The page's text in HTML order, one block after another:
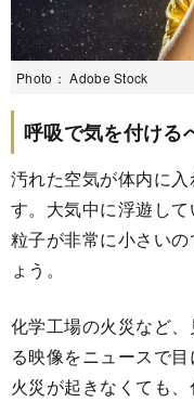
Photo： Adobe Stock
呼吸で気を付ける
汚れた空気が体内に
す。大気中に浮遊し
粒子が非常に小さい
ょう。
化学工場の火災など
る映像をニュースで
火災が起きなくても